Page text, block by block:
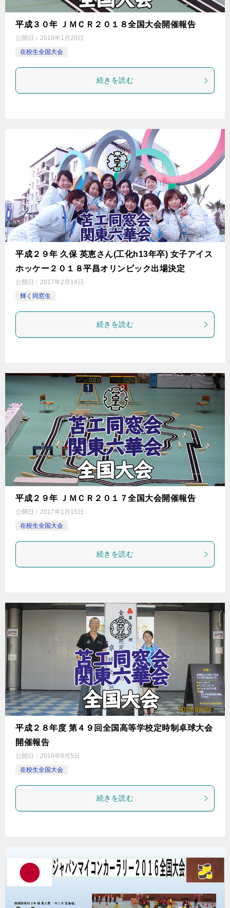
平成３０年 ＪＭＣＲ２０１８全国大会開催報告
公開日： 2018年1月20日
在校生全国大会
続きを読む
平成２９年 久保 英恵さん(工化h13年卒) 女子アイス
ホッケー２０１８平昌オリンピック出場決定
公開日： 2017年2月14日
輝く同窓生
続きを読む
平成２９年 ＪＭＣＲ２０１７全国大会開催報告
公開日： 2017年1月15日
在校生全国大会
続きを読む
平成２８年度 第４９回全国高等学校定時制卓球大会
開催報告
公開日： 2016年8月5日
在校生全国大会
続きを読む